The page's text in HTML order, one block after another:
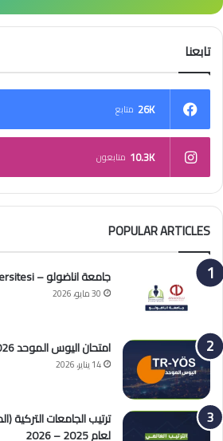
تابعنا
26K متابع
10.3K متابعون
POPULAR ARTICLES
جامعة اناضولو – Anadolu Üniversitesi
30 مايو، 2026
امتحان اليوس الموحد 2026 – TRYÖS
14 يناير، 2026
ترتيب الجامعات التركية
لعام 2025 – 2026